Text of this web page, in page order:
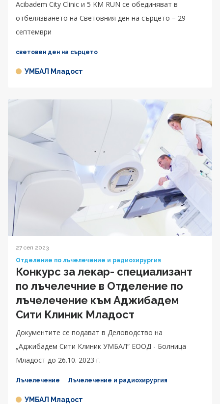
Acibadem City Clinic и 5 KM RUN се обединяват в
отбелязването на Световния ден на сърцето – 29
септември
световен ден на сърцето
УМБАЛ Младост
27 сеп 2023
Отделение по лъчелечение и радиохирургия
Конкурс за лекар- специализант
по лъчелечние в Отделение по
лъчелечение към Аджибадем
Сити Клиник Младост
Документите се подават в Деловодство на
„Аджибадем Сити Клиник УМБАЛ“ ЕООД - Болница
Младост до 26.10. 2023 г.
Лъчелечение Лъчелечение и радиохирургия
УМБАЛ Младост